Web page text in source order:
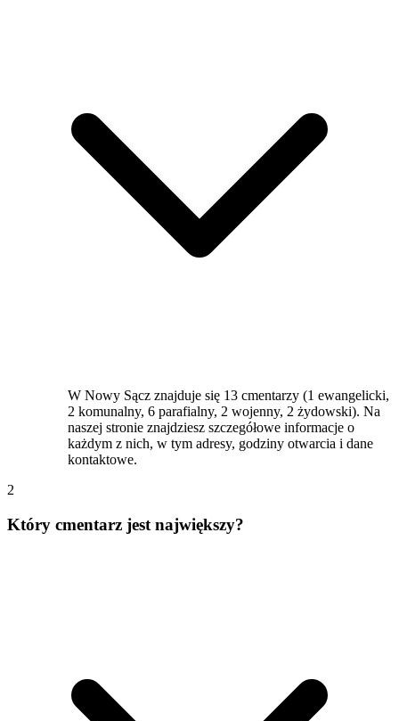
W Nowy Sącz znajduje się 13 cmentarzy (1 ewangelicki,
2 komunalny, 6 parafialny, 2 wojenny, 2 żydowski). Na
naszej stronie znajdziesz szczegółowe informacje o
każdym z nich, w tym adresy, godziny otwarcia i dane
kontaktowe.
2
Który cmentarz jest największy?